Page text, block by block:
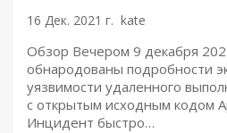
16 Дек. 2021 г. kate
Обзор Вечером 9 декабря
обнародованы подробности
уязвимости удаленного
с открытым исходным кодом
Инцидент быстро…